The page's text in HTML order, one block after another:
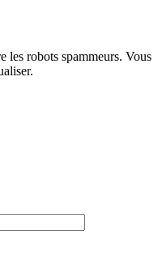
les robots spammeurs. Vous